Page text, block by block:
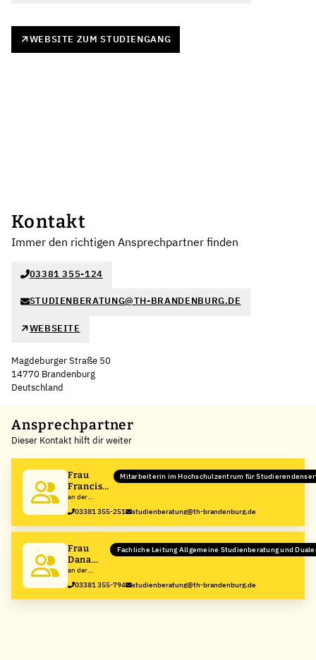
WEBSITE ZUM STUDIENGANG
Kontakt
Immer den richtigen Ansprechpartner finden
03381 355-124
STUDIENBERATUNG@TH-BRANDENBURG.DE
WEBSEITE
Magdeburger Straße 50
14770 Brandenburg
Deutschland
+
−
Ansprechpartner
Dieser Kontakt hilft dir weiter
Frau
Franciska
Lück
an der
Technische
Hochschule
Brandenburg
Mitarbeiterin im Hochschulzentrum für
03381 355-251 studienberatung@th-brandenburg.de
Frau
Dana
Voigt
an der
Technische
Hochschule
Brandenburg
Fachliche Leitung Allgemeine Studienberatung und
03381 355-794 studienberatung@th-brandenburg.de